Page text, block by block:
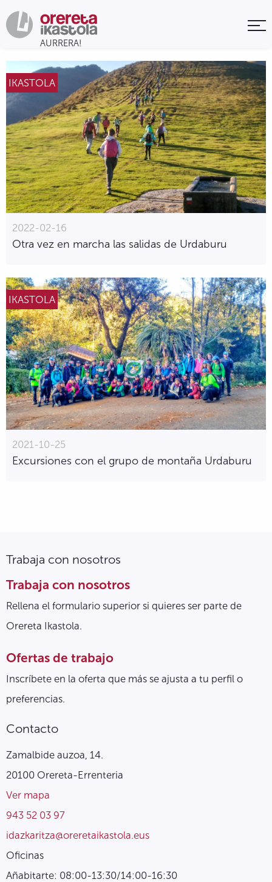
IKASTOLA
2022-02-16
Otra vez en marcha las salidas de Urdaburu
IKASTOLA
2021-10-25
Excursiones con el grupo de montaña Urdaburu
Trabaja con nosotros
Trabaja con nosotros
Rellena el formulario superior si quieres ser parte de
Orereta Ikastola.
Ofertas de trabajo
Inscríbete en la oferta que más se ajusta a tu perfil o
preferencias.
Contacto
Zamalbide auzoa, 14.
20100 Orereta-Errenteria
Ver mapa
943 52 03 97
idazkaritza@oreretaikastola.eus
Oficinas
Añabitarte: 08:00-13:30/14:00-16:30